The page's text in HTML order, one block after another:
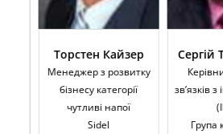
Торстен Кайзер
Менеджер з розвитку
бізнесу категорії
чутливі напої
Sidel
Сергій
Керівник
зв’язків з
(IRO)
Група